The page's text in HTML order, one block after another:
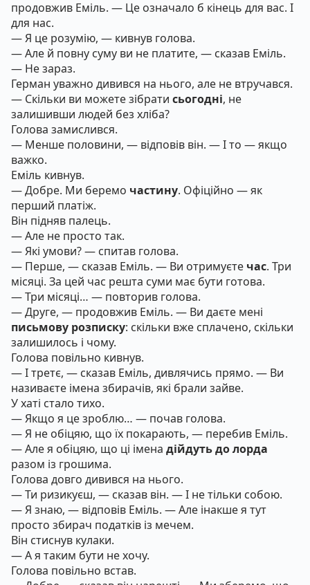
продовжив Еміль. — Це означало б кінець для вас. І
для нас.
— Я це розумію, — кивнув голова.
— Але й повну суму ви не платите, — сказав Еміль.
— Не зараз.
Герман уважно дивився на нього, але не втручався.
— Скільки ви можете зібрати сьогодні, не
залишивши людей без хліба?
Голова замислився.
— Менше половини, — відповів він. — І то — якщо
важко.
Еміль кивнув.
— Добре. Ми беремо частину. Офіційно — як
перший платіж.
Він підняв палець.
— Але не просто так.
— Які умови? — спитав голова.
— Перше, — сказав Еміль. — Ви отримуєте час. Три
місяці. За цей час решта суми має бути готова.
— Три місяці… — повторив голова.
— Друге, — продовжив Еміль. — Ви даєте мені
письмову розписку: скільки вже сплачено, скільки
залишилось і чому.
Голова повільно кивнув.
— І третє, — сказав Еміль, дивлячись прямо. — Ви
називаєте імена збирачів, які брали зайве.
У хаті стало тихо.
— Якщо я це зроблю… — почав голова.
— Я не обіцяю, що їх покарають, — перебив Еміль.
— Але я обіцяю, що ці імена дійдуть до лорда
разом із грошима.
Голова довго дивився на нього.
— Ти ризикуєш, — сказав він. — І не тільки собою.
— Я знаю, — відповів Еміль. — Але інакше я тут
просто збирач податків із мечем.
Він стиснув кулаки.
— А я таким бути не хочу.
Голова повільно встав.